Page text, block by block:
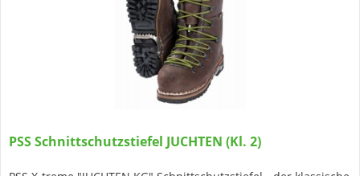
PSS Schnittschutzstiefel JUCHTEN (Kl. 2)